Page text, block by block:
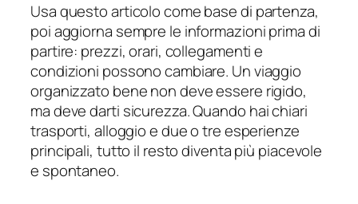
Usa questo articolo come base di partenza,
poi aggiorna sempre le informazioni prima di
partire: prezzi, orari, collegamenti e
condizioni possono cambiare. Un viaggio
organizzato bene non deve essere rigido,
ma deve darti sicurezza. Quando hai chiari
trasporti, alloggio e due o tre esperienze
principali, tutto il resto diventa più piacevole
e spontaneo.